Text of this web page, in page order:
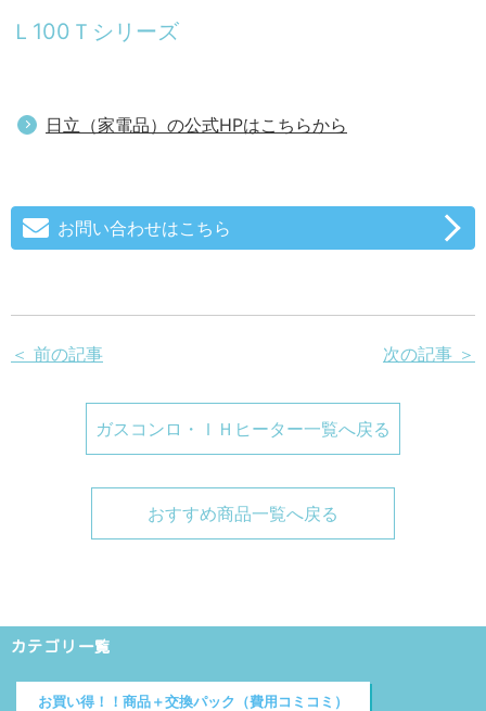
Ｌ100Ｔシリーズ
日立（家電品）の公式HPはこちらから
お問い合わせはこちら
＜ 前の記事 次の記事 ＞
ガスコンロ・ＩＨヒーター一覧へ戻る
おすすめ商品一覧へ戻る
カテゴリ一覧
お買い得！！商品＋交換パック（費用コミコミ）